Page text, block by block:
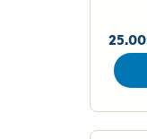
25.00